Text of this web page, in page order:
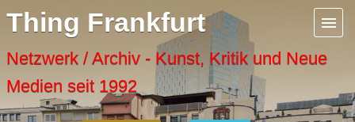
Thing Frankfurt
Netzwerk / Archiv - Kunst, Kritik und Neue
Medien seit 1992
Menu
Artspaces
Cool Places